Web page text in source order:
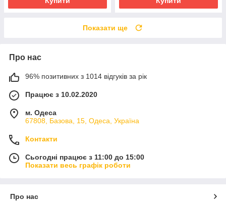
Показати ще
Про нас
96% позитивних з 1014 відгуків за рік
Працює з 10.02.2020
м. Одеса
67808, Базова, 15, Одеса, Україна
Контакти
Сьогодні працює з 11:00 до 15:00
Показати весь графік роботи
Про нас